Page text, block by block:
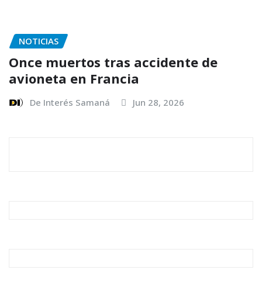
NOTICIAS
Once muertos tras accidente de
avioneta en Francia
De Interés Samaná Jun 28, 2026